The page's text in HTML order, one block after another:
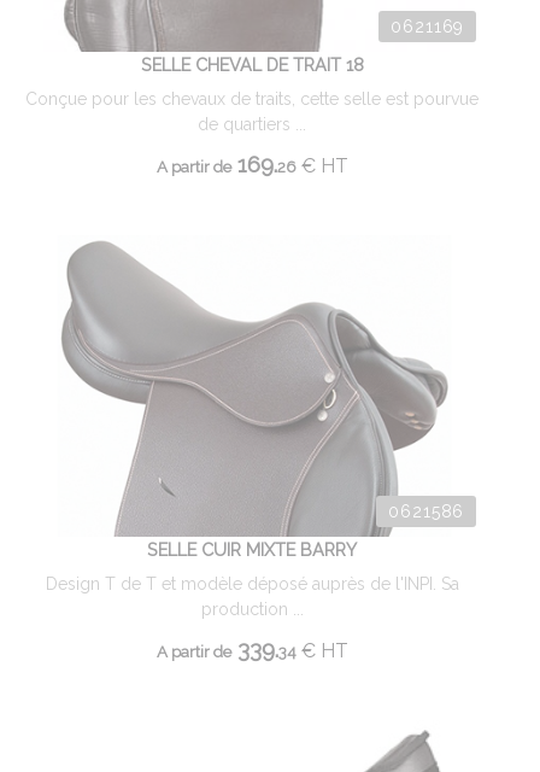
0621169
SELLE CHEVAL DE TRAIT 18
Conçue pour les chevaux de traits, cette selle est pourvue
de quartiers ...
A partir de169.26 €HT
0621586
SELLE CUIR MIXTE BARRY
Design T de T et modèle déposé auprès de l'INPI. Sa
production ...
A partir de339.34 €HT